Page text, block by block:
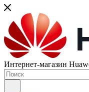
Интернет-магазин